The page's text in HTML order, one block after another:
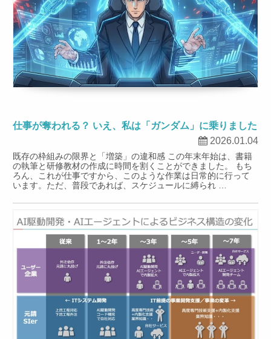
仕事が奪われる？ いえ、私は「ガンダム」に乗りました
2026.01.04
既存の枠組みの限界と「増築」の違和感 この年末年始は、書籍
の執筆と研修教材の作成に時間を割くことができました。 もち
ろん、これが仕事ですから、このような作業は日常的に行って
います。ただ、普段であれば、スケジュールに縛られ …